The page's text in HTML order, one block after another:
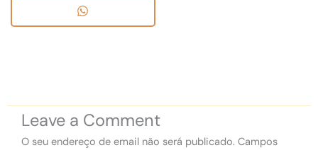
Leave a Comment
O seu endereço de email não será publicado. Campos